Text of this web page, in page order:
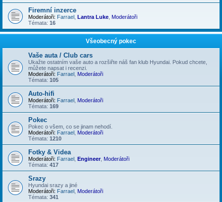
Firemní inzerce
Moderátoři: Farrael Lantra Luke Moderátoři
Témata: 16
Všeobecný pokec
Vaše auta / Club cars
Ukažte ostatním vaše auto a rozšiřte náš fan klub Hyundai. Pokud chcete,
můžete napsat i recenzi.
Moderátoři: Farrael Moderátoři
Témata: 105
Auto-hifi
Moderátoři: Farrael Moderátoři
Témata: 169
Pokec
Pokec o všem, co se jinam nehodí.
Moderátoři: Farrael Moderátoři
Témata: 1210
Fotky & Videa
Moderátoři: Farrael Engineer, Moderátoři
Témata: 417
Srazy
Hyundai srazy a jiné
Moderátoři: Farrael Moderátoři
Témata: 341